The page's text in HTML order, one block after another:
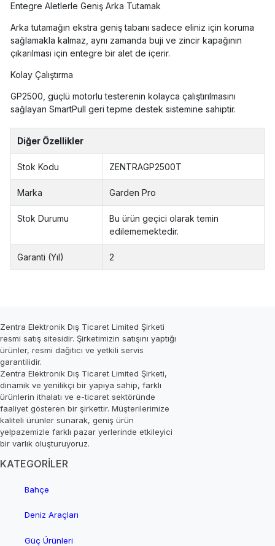
Entegre Aletlerle Geniş Arka Tutamak
Arka tutamağın ekstra geniş tabanı sadece eliniz için koruma
sağlamakla kalmaz, aynı zamanda buji ve zincir kapağının
çıkarılması için entegre bir alet de içerir.
Kolay Çalıştırma
GP2500, güçlü motorlu testerenin kolayca çalıştırılmasını
sağlayan SmartPull geri tepme destek sistemine sahiptir.
Diğer Özellikler
Stok Kodu ZENTRAGP2500T
Marka Garden Pro
Stok Durumu
Bu ürün geçici olarak temin
edilememektedir.
Garanti (Yıl) 2
Zentra Elektronik Dış Ticaret Limited Şirketi
resmi satış sitesidir. Şirketimizin satışını yaptığı
ürünler, resmi dağıtıcı ve yetkili servis
garantilidir.
Zentra Elektronik Dış Ticaret Limited Şirketi,
dinamik ve yenilikçi bir yapıya sahip, farklı
ürünlerin ithalatı ve e-ticaret sektöründe
faaliyet gösteren bir şirkettir. Müşterilerimize
kaliteli ürünler sunarak, geniş ürün
yelpazemizle farklı pazar yerlerinde etkileyici
bir varlık oluşturuyoruz.
KATEGORİLER
Bahçe
Deniz Araçları
Güç Ürünleri